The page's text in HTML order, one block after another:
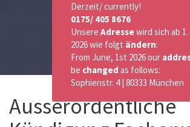
Ausserordentliche
Derzeit/ currently!
0175/ 405 8676
Unsere Adressewird sich ab
2026 wie folgt ändern:
From June, 1st 2026 our
be changed as follows:
Sophienstr. 4 | 80333 München